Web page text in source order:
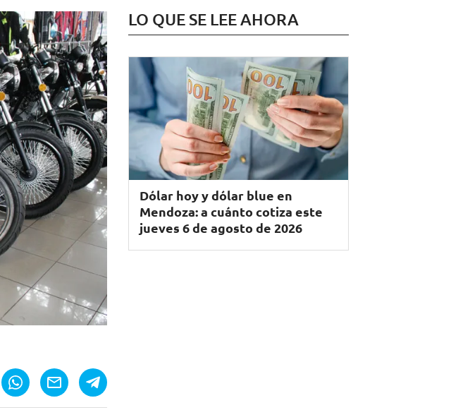
LO QUE SE LEE AHORA
Dólar hoy y dólar blue en
Mendoza: a cuánto cotiza este
jueves 6 de agosto de 2026